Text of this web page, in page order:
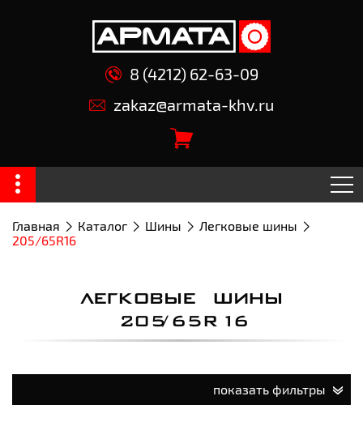
8 (4212) 62-63-09
zakaz@armata-khv.ru
Главная Каталог Шины
Легковые шины
205/65R16
ЛЕГКОВЫЕ ШИНЫ
205/65R16
показать фильтры